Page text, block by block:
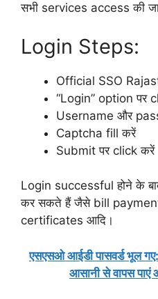
सभी services access की
Login Steps:
Official SSO
“Login” option पर
Username और
Captcha fill करें
Submit पर click करें
Login successful होने के
कर सकते हैं जैसे bill
certificates आदि।
एसएसओ आईडी पासवर्ड भूल
आसानी से वापस पाएं